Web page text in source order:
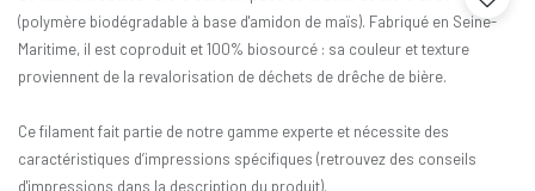
(polymère biodégradable à base d'amidon de maïs). Fabriqué en Seine-
Maritime, il est coproduit et 100% biosourcé : sa couleur et texture
proviennent de la revalorisation de déchets de drêche de bière.
Ce filament fait partie de notre gamme experte et nécessite des
caractéristiques d’impressions spécifiques (retrouvez des conseils
d'impressions dans la description du produit).